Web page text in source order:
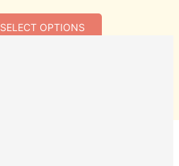
SELECT OPTIONS